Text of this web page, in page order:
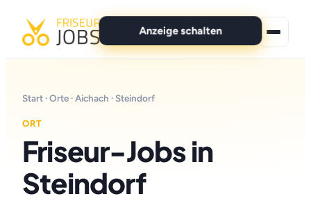
Anzeige schalten
Für Bewerber
Marken
Start ·Orte ·Aichach · Steindorf
ORT
Friseur-Jobs in
Steindorf